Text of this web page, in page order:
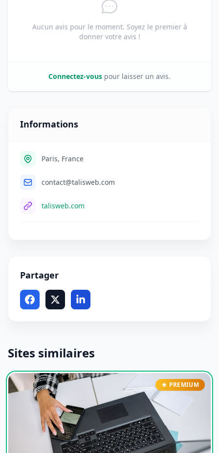
Aucun avis pour le moment. Soyez le premier à
donner votre avis !
Connectez-vous pour laisser un avis.
Informations
Paris, France
contact@talisweb.com
talisweb.com
Partager
Sites similaires
PREMIUM